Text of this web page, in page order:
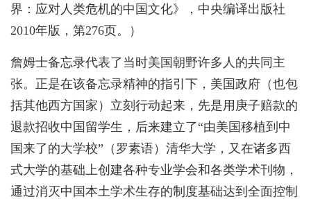
界：应对人类危机的中国文化》，中央编译出版社
2010年版，第276页。）
詹姆士备忘录代表了当时美国朝野许多人的共同主
张。正是在该备忘录精神的指引下，美国政府（也包
括其他西方国家）立刻行动起来，先是用庚子赔款的
退款招收中国留学生，后来建立了“由美国移植到中
国来了的大学校”（罗素语）清华大学，又在诸多西
式大学的基础上创建各种专业学会和各类学术刊物，
通过消灭中国本土学术生存的制度基础达到全面控制